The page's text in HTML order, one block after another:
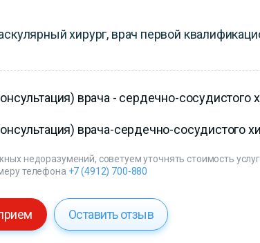
хирург, врач первой
врача - сердечно-сосудистого
врача-сердечно-сосудистого
недоразумений, советуем уточнять стоимость
телефона +7 (4912) 700-880
Оставить отзыв